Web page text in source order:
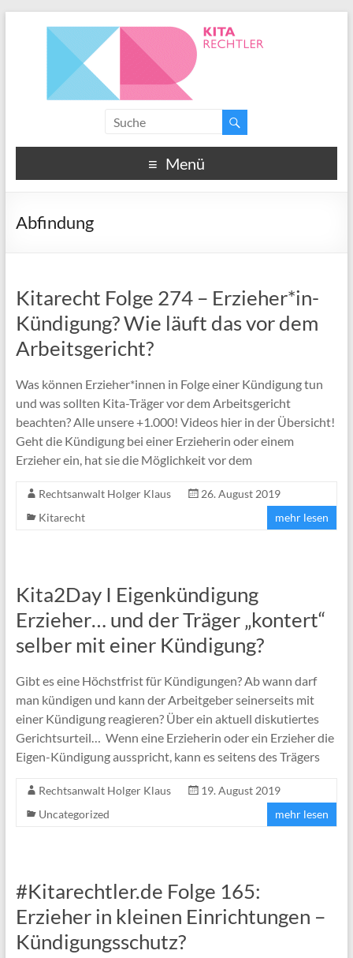
Menü
Abfindung
Kitarecht Folge 274 – Erzieher*in-
Kündigung? Wie läuft das vor dem
Arbeitsgericht?
Was können Erzieher*innen in Folge einer Kündigung tun
und was sollten Kita-Träger vor dem Arbeitsgericht
beachten? Alle unsere +1.000! Videos hier in der Übersicht!
Geht die Kündigung bei einer Erzieherin oder einem
Erzieher ein, hat sie die Möglichkeit vor dem
Rechtsanwalt Holger Klaus
26. August 2019
Kitarecht
mehr lesen
Kita2Day I Eigenkündigung
Erzieher… und der Träger „kontert“
selber mit einer Kündigung?
Gibt es eine Höchstfrist für Kündigungen? Ab wann darf
man kündigen und kann der Arbeitgeber seinerseits mit
einer Kündigung reagieren? Über ein aktuell diskutiertes
Gerichtsurteil… Wenn eine Erzieherin oder ein Erzieher die
Eigen-Kündigung ausspricht, kann es seitens des Trägers
Rechtsanwalt Holger Klaus
19. August 2019
Uncategorized
mehr lesen
#Kitarechtler.de Folge 165:
Erzieher in kleinen Einrichtungen –
Kündigungsschutz?